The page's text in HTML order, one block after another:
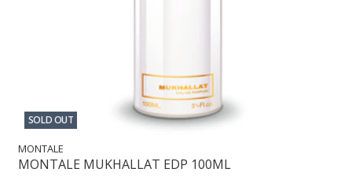
SOLD OUT
MONTALE
MONTALE MUKHALLAT EDP 100ML